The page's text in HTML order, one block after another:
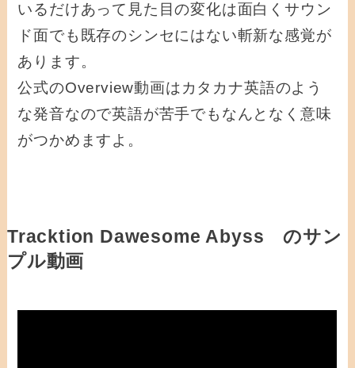
いるだけあって見た目の変化は面白くサウン
ド面でも既存のシンセにはない斬新な感覚が
あります。
公式のOverview動画はカタカナ英語のよう
な発音なので英語が苦手でもなんとなく意味
がつかめますよ。
Tracktion Dawesome Abyss のサン
プル動画